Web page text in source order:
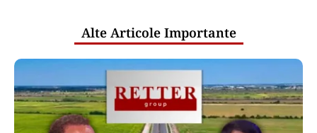
Alte Articole Importante